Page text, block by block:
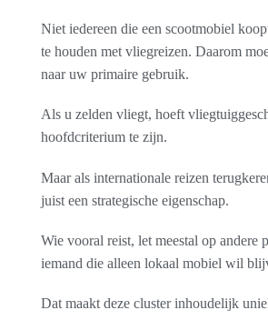
Niet iedereen die een scootmobiel
te houden met vliegreizen. Daarom
naar uw primaire gebruik.
Als u zelden vliegt, hoeft
hoofdcriterium te zijn.
Maar als internationale reizen
juist een strategische eigenschap.
Wie vooral reist, let meestal op andere
iemand die alleen lokaal mobiel wil
Dat maakt deze cluster inhoudelijk